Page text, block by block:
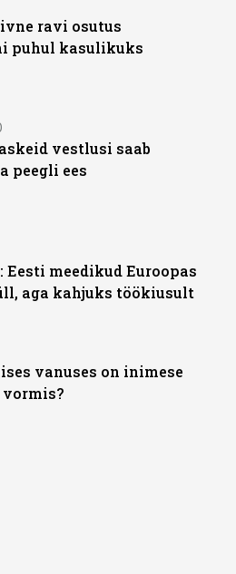
ravi osutus
puhul kasulikuks
vestlusi saab
peegli ees
Eesti meedikud Euroopas
aga kahjuks töökiusult
vanuses on inimese